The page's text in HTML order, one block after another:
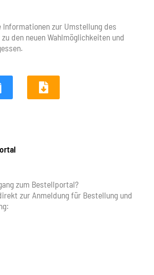
Informationen zur Umstellung des
den neuen Wahlmöglichkeiten und
zum Bestellportal?
zur Anmeldung für Bestellung und